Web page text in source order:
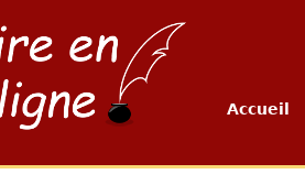
Accueil